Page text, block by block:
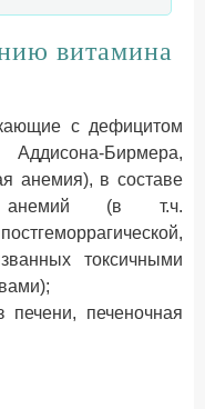
витамина
с дефицитом
Бирмера,
анемия), в составе
анемий (в т.ч.
токсичными
печени, печеночная